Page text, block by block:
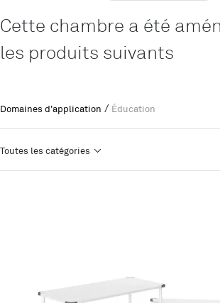
Cette chambre a été
les produits suivants
Domaines d'application / Éducation
Toutes les catégories